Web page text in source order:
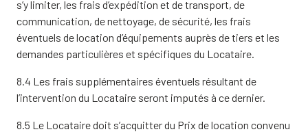
s’y limiter, les frais d’expédition et de transport, de
communication, de nettoyage, de sécurité, les frais
éventuels de location d’équipements auprès de tiers et les
demandes particulières et spécifiques du Locataire.
8.4 Les frais supplémentaires éventuels résultant de
l’intervention du Locataire seront imputés à ce dernier.
8.5 Le Locataire doit s’acquitter du Prix de location convenu